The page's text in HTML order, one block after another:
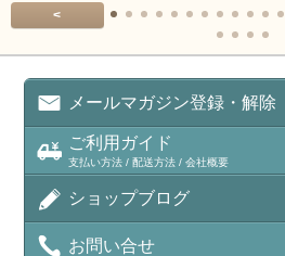
<
メールマガジン登録・解除
ご利用ガイド
支払い方法 / 配送方法 / 会社概要
ショップブログ
お問い合せ